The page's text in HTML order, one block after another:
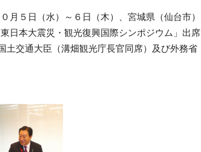
月５日（水）～６日（木）、宮城県（仙台市）
日本大震災・観光復興国際シンポジウム」出席
交通大臣（溝畑観光庁長官同席）及び外務省